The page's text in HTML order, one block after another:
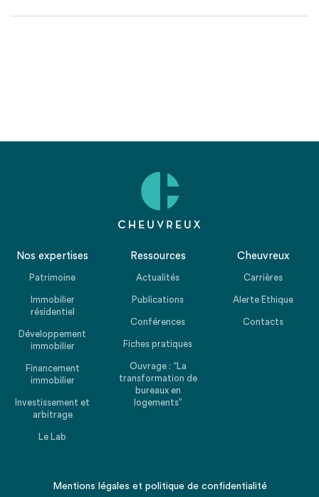
Nos expertises
Patrimoine
Immobilier
résidentiel
Développement
immobilier
Financement
immobilier
Investissement et
arbitrage
Le Lab
Ressources
Actualités
Publications
Conférences
Fiches pratiques
Ouvrage : “La
transformation de
bureaux en
logements”
Cheuvreux
Carrières
Alerte Ethique
Contacts
Mentions légales et politique de confidentialité